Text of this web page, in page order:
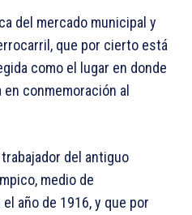
del mercado municipal y
que por cierto está
como el lugar en donde
conmemoración al
del antiguo
medio de
año de 1916, y que por